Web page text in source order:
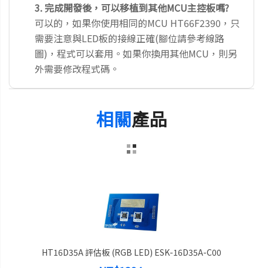
3. 完成開發後，可以移植到其他MCU主控板嗎?
可以的，如果你使用相同的MCU HT66F2390，只
需要注意與LED板的接線正確(腳位請參考線路
圖)，程式可以套用。如果你換用其他MCU，則另
外需要修改程式碼。
相關產品
HT16D35A 評估板 (RGB LED) ESK-16D35A-C00